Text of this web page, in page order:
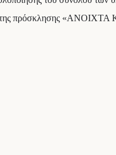
της πρόσκλησης